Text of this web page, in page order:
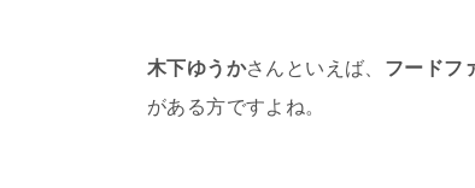
木下ゆうかさんといえば、 フードフ
がある方ですよね。